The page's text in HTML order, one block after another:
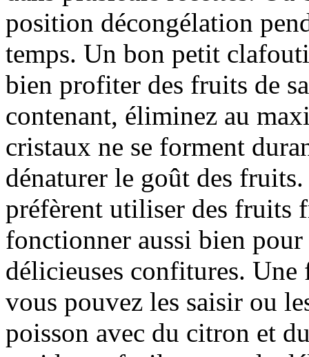
position décongélation
temps. Un bon petit
bien profiter des fruits de
contenant, éliminez au
cristaux ne se forment
dénaturer le goût des
préfèrent utiliser des fruits
fonctionner aussi bien
délicieuses confitures. Une
vous pouvez les saisir ou
poisson avec du citron et